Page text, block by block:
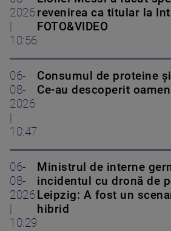
2026
10:56
revenirea ca titular la
FOTO&VIDEO
06-
08-
2026
10:47
Consumul de proteine
Ce-au descoperit
06-
08-
2026
10:29
Ministrul de interne
incidentul cu dronă de
Leipzig: A fost un
hibrid